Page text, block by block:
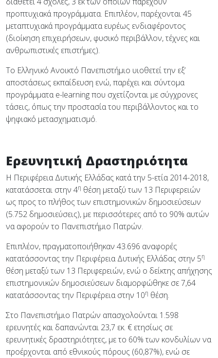
προπτυχιακά προγράμματα. Επιπλέον, παρέχονται 45
μεταπτυχιακά προγράμματα ευρέως ενδιαφέροντος
(διοίκηση επιχειρήσεων, φυσικό περιβάλλον, τέχνες και
ανθρωπιστικές επιστήμες).
Το Ελληνικό Ανοικτό Πανεπιστήμιο υιοθετεί την εξ’
αποστάσεως εκπαίδευση ενώ, παρέχει και σύντομα
προγράμματα e-learning που σχετίζονται με σύγχρονες
τάσεις, όπως την προστασία του περιβάλλοντος και το
ψηφιακό μετασχηματισμό.
Ερευνητική Δραστηριότητα
Η Περιφέρεια Δυτικής Ελλάδας κατά την 5-ετία 2014-2018,
κατατάσσεται στην 4η θέση μεταξύ των 13 Περιφερειών
ως προς το πλήθος των επιστημονικών δημοσιεύσεων
(5.752 δημοσιεύσεις), με περισσότερες από το 90% αυτών
να αφορούν το Πανεπιστήμιο Πατρών.
Επιπλέον, πραγματοποιήθηκαν 43.696 αναφορές
κατατάσσοντας την Περιφέρεια Δυτικής Ελλάδας στην 5η
θέση μεταξύ των 13 Περιφερειών, ενώ ο δείκτης απήχησης
επιστημονικών δημοσιεύσεων διαμορφώθηκε σε 7,64
κατατάσσοντας την Περιφέρεια στην 10η θέση.
Στο Πανεπιστήμιο Πατρών απασχολούνται 1.598
ερευνητές και δαπανώνται 23,7 εκ. € ετησίως σε
ερευνητικές δραστηριότητες, με το 60% των κονδυλίων να
προέρχονται από εθνικούς πόρους (60,87%), ενώ σε